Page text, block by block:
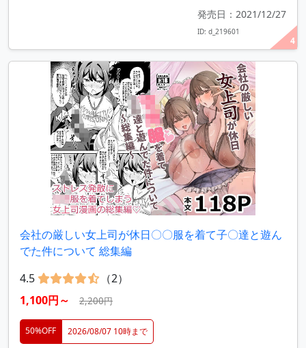
4
発売日：2021/12/27
ID: d_219601
会社の厳しい女上司が休日〇〇服を着て子〇達と遊ん
でた件について 総集編
4.5
（2）
1,100円～
2,200円
50%OFF 2026/08/07 10時まで